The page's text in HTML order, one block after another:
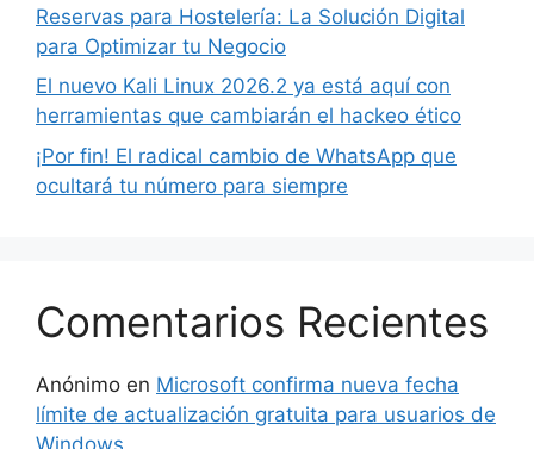
Reservas para Hostelería: La Solución Digital
para Optimizar tu Negocio
El nuevo Kali Linux 2026.2 ya está aquí con
herramientas que cambiarán el hackeo ético
¡Por fin! El radical cambio de WhatsApp que
ocultará tu número para siempre
Comentarios Recientes
Anónimo en Microsoft confirma nueva fecha
límite de actualización gratuita para usuarios de
Windows